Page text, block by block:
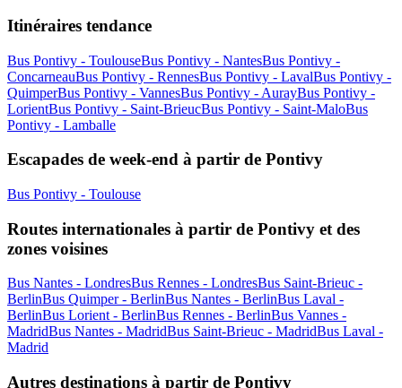
Itinéraires tendance
Bus Pontivy - ToulouseBus Pontivy - NantesBus Pontivy -
ConcarneauBus Pontivy - RennesBus Pontivy - LavalBus Pontivy -
QuimperBus Pontivy - VannesBus Pontivy - AurayBus Pontivy -
LorientBus Pontivy - Saint-BrieucBus Pontivy - Saint-MaloBus
Pontivy - Lamballe
Escapades de week-end à partir de Pontivy
Bus Pontivy - Toulouse
Routes internationales à partir de Pontivy et des
zones voisines
Bus Nantes - LondresBus Rennes - LondresBus Saint-Brieuc -
BerlinBus Quimper - BerlinBus Nantes - BerlinBus Laval -
BerlinBus Lorient - BerlinBus Rennes - BerlinBus Vannes -
MadridBus Nantes - MadridBus Saint-Brieuc - MadridBus Laval -
Madrid
Autres destinations à partir de Pontivy